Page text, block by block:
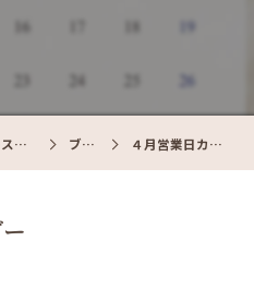
熊野町のランチならカフェ&レストラン Cafe照 ブログ ４月営業日カレンダー